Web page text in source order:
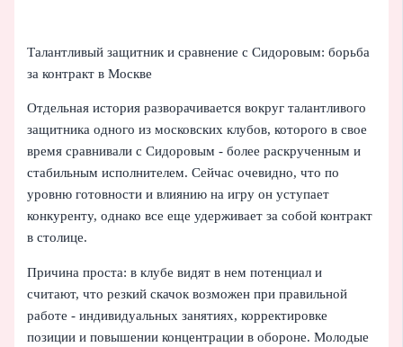
Талантливый защитник и сравнение с Сидоровым: борьба
за контракт в Москве
Отдельная история разворачивается вокруг талантливого
защитника одного из московских клубов, которого в свое
время сравнивали с Сидоровым - более раскрученным и
стабильным исполнителем. Сейчас очевидно, что по
уровню готовности и влиянию на игру он уступает
конкуренту, однако все еще удерживает за собой контракт
в столице.
Причина проста: в клубе видят в нем потенциал и
считают, что резкий скачок возможен при правильной
работе - индивидуальных занятиях, корректировке
позиции и повышении концентрации в обороне. Молодые